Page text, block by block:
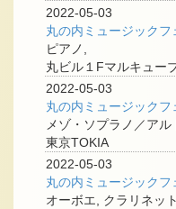
2022-05-03
ピアノ,
丸ビル１Fマルキュー
2022-05-03
メゾ・ソプラノ／アル
東京TOKIA
2022-05-03
オーボエ, クラリネッ